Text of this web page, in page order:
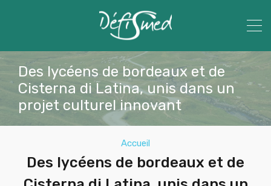
Des lycéens de bordeaux et de
Cisterna di Latina, unis dans un
projet culturel innovant
Accueil
Des lycéens de bordeaux et de